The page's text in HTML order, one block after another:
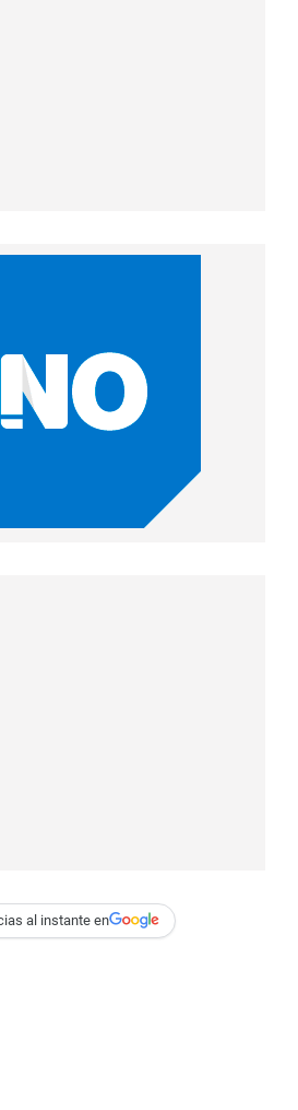
al instante en